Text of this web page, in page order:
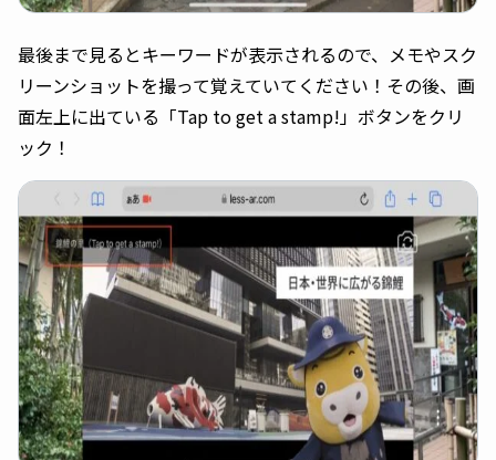
最後まで見るとキーワードが表示されるので、メモやスク
リーンショットを撮って覚えていてください！その後、画
面左上に出ている「Tap to get a stamp!」ボタンをクリ
ック！